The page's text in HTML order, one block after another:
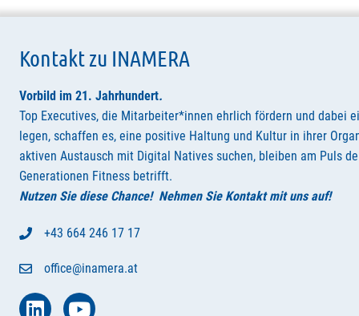
Kontakt zu INAMERA
Vorbild im 21. Jahrhundert.
Top Executives, die Mitarbeiter*innen ehrlich fördern und dabei
legen, schaffen es, eine positive Haltung und Kultur in ihrer
aktiven Austausch mit Digital Natives suchen, bleiben am Puls
Generationen Fitness betrifft.
Nutzen Sie diese Chance! Nehmen Sie Kontakt mit uns auf!
+43 664 246 17 17
office@inamera.at